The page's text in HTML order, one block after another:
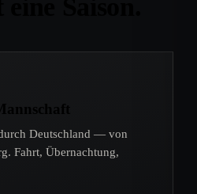
Deutschland — von
Fahrt, Übernachtung,